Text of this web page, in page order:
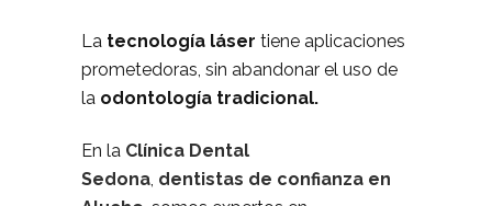
La tecnología láser tiene aplicaciones
prometedoras, sin abandonar el uso de
la odontología tradicional.
En la Clínica Dental
Sedona, dentistas de confianza en